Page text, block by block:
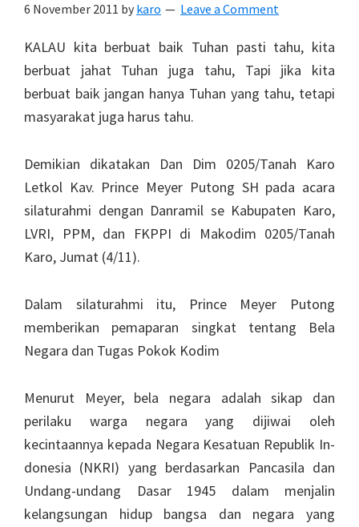
6 November 2011 by karo Leave a Comment
KALAU kita berbuat baik Tuhan pasti tahu, kita
berbuat jahat Tuhan juga tahu, Tapi jika kita
berbuat baik jangan hanya Tuhan yang tahu, tetapi
masyarakat juga harus tahu.
Demikian dikatakan Dan Dim 0205/Tanah Karo
Letkol Kav. Prince Meyer Putong SH pada acara
silaturahmi dengan Danramil se Kabupaten Karo,
LVRI, PPM, dan FKPPI di Makodim 0205/Tanah
Karo, Jumat (4/11).
Dalam silaturahmi itu, Prince Meyer Putong
memberikan pemaparan singkat tentang Bela
Negara dan Tu­gas Pokok Kodim
Menurut Meyer, bela ne­gara adalah sikap dan
perilaku warga negara yang dijiwai oleh
kecintaannya kepada Negara Kesatuan Republik In­
donesia (NKRI) yang berda­sarkan Pancasila dan
Undang-undang Dasar 1945 dalam menjalin
kelangsungan hidup bangsa dan negara yang